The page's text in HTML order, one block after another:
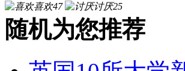
喜欢47 讨厌25
随机为您推荐